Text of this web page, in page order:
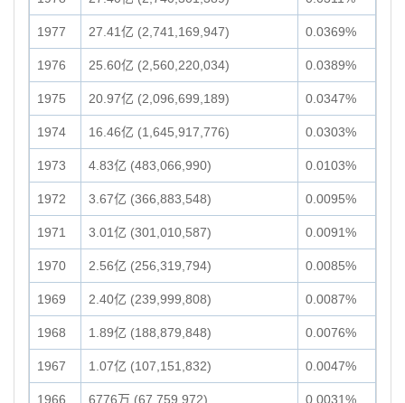
1977 27.41亿 (2,741,169,947) 0.0369%
1976 25.60亿 (2,560,220,034) 0.0389%
1975 20.97亿 (2,096,699,189) 0.0347%
1974 16.46亿 (1,645,917,776) 0.0303%
1973 4.83亿 (483,066,990) 0.0103%
1972 3.67亿 (366,883,548) 0.0095%
1971 3.01亿 (301,010,587) 0.0091%
1970 2.56亿 (256,319,794) 0.0085%
1969 2.40亿 (239,999,808) 0.0087%
1968 1.89亿 (188,879,848) 0.0076%
1967 1.07亿 (107,151,832) 0.0047%
1966 6776万 (67,759,972) 0.0031%